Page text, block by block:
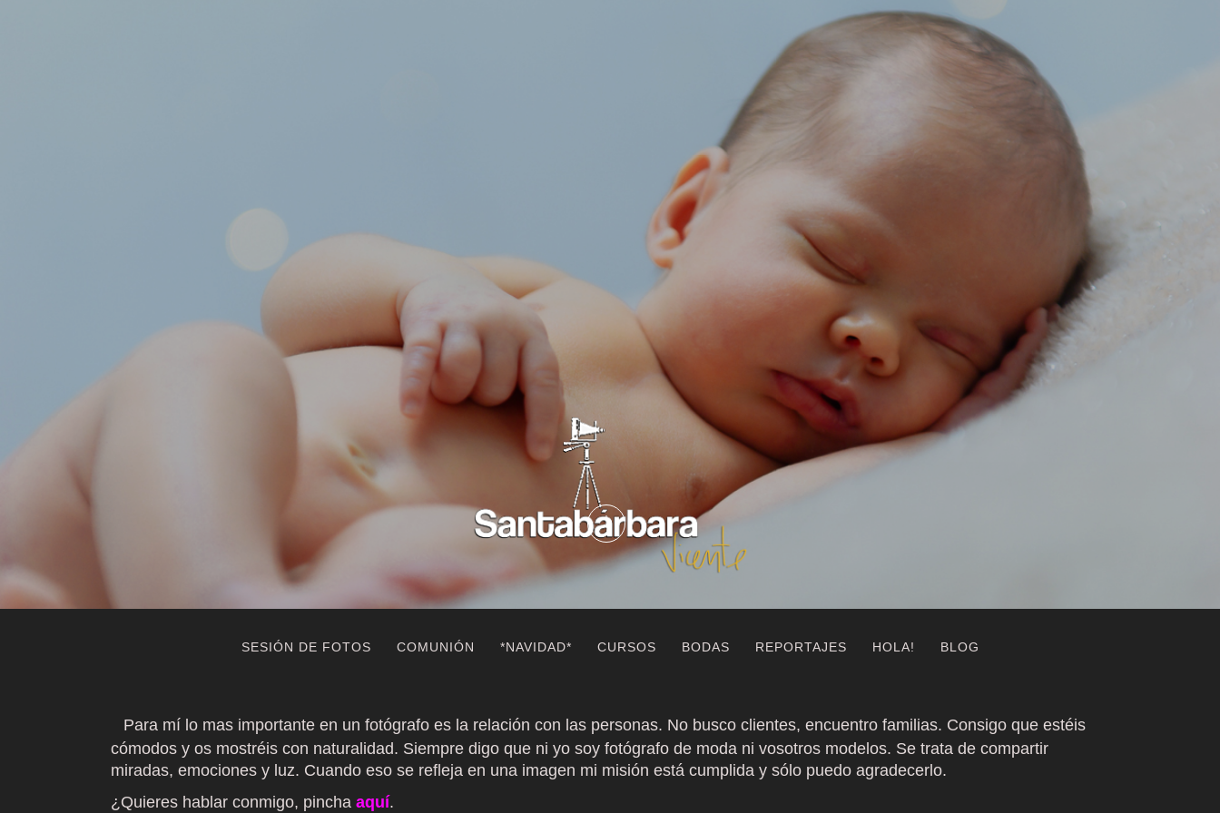
REPORTAJES HOLA!
SESIÓN DE FOTOS COMUNIÓN *NAVIDAD* CURSOS BODAS REPORTAJES HOLA! BLOG
Para mí lo mas importante en un fotógrafo es la relación con las personas. No busco clientes, encuentro familias. Consigo que estéis
cómodos y os mostréis con naturalidad. Siempre digo que ni yo soy fotógrafo de moda ni vosotros modelos. Se trata de compartir
miradas, emociones y luz. Cuando eso se refleja en una imagen mi misión está cumplida y sólo puedo agradecerlo.
¿Quieres hablar conmigo, pincha aquí.
SESIÓN DE FOTOS